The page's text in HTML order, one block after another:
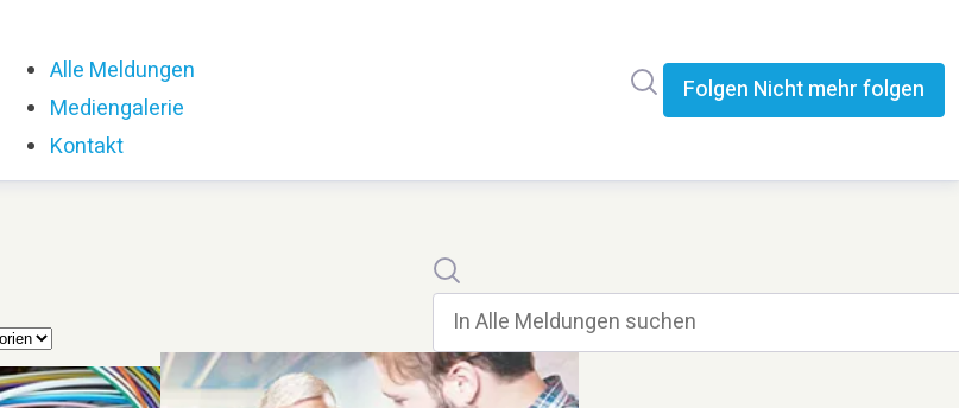
Alle Meldungen
Mediengalerie
Kontakt
Im Newsroom suchen
Folgen Nicht mehr folgen
Suche
In alle meldungen suchen